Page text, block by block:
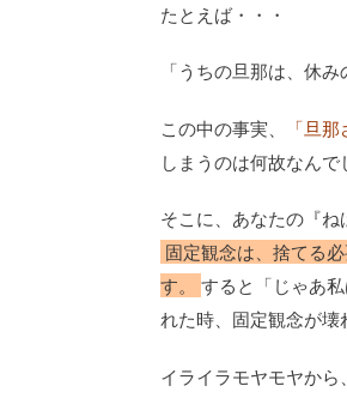
たとえば・・・
「うちの旦那は、休
この中の事実、 「旦
しまうのは何故なんで
そこに、あなたの『
固定観念は、捨てる
す。 すると「じゃあ
れた時、固定観念が壊
イライラモヤモヤから